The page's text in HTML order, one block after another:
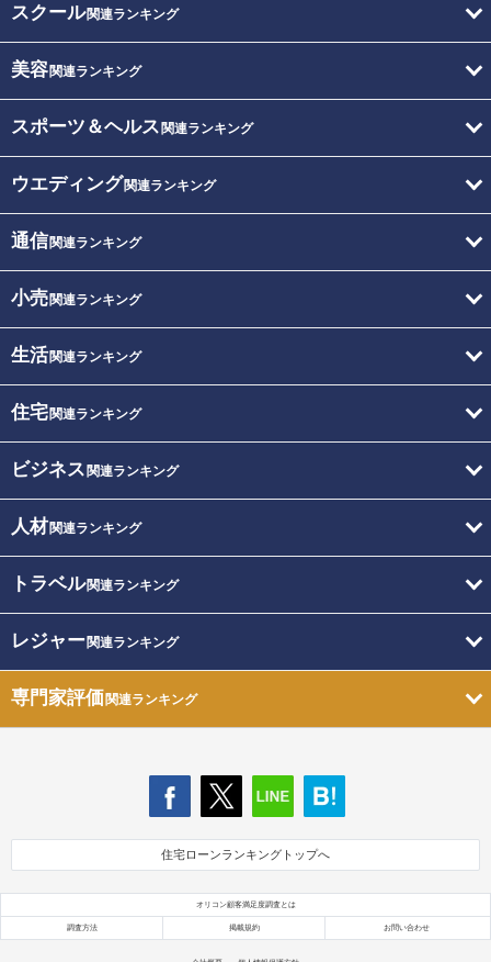
スクール関連ランキング
美容関連ランキング
スポーツ＆ヘルス 関連ランキング
ウエディング関連ランキング
通信関連ランキング
小売関連ランキング
生活関連ランキング
住宅関連ランキング
ビジネス 関連ランキング
人材関連ランキング
トラベル関連ランキング
レジャー関連ランキング
専門家評価関連ランキング
住宅ローンランキングトップへ
オリコン顧客満足度調査とは
調査方法 掲載規約 お問い合わせ